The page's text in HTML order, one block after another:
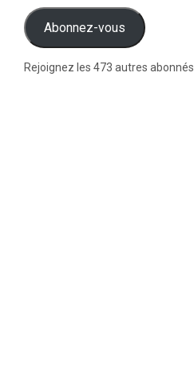
Abonnez-vous
Rejoignez les 473 autres abonnés